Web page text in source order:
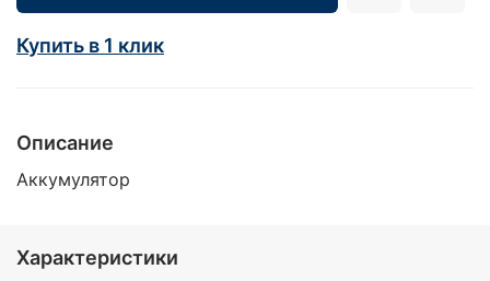
Купить в 1 клик
Описание
Аккумулятор
Характеристики